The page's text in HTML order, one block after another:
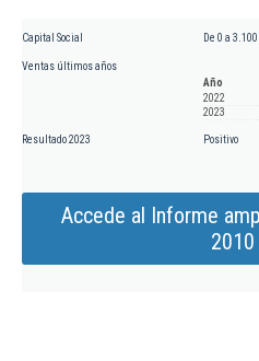
Capital Social De 0 a
Ventas últimos años
Año
2022
2023
Resultado 2023 Positivo
Accede al Informe
2010